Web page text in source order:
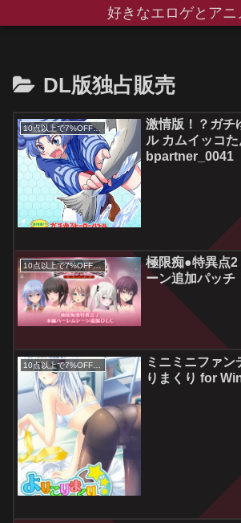
好きなエロゲとアニ
DL版独占販売
10点以上で7%OFFクーポン／サマーセール2026対象
激情版！？ガチ
ル カムイッコた
bpartner_0041
10点以上で7%OFFクーポン／サマーセール2026対象
極限痴●特異点
ーン追加パッ
10点以上で7%OFFクーポン／サマーセール2026対象
ミニミニファン
りまくり for